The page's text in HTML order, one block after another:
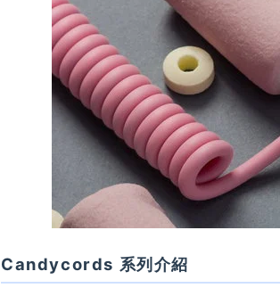
Candycords 系列介紹